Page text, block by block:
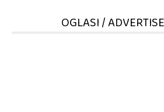
OGLASI /